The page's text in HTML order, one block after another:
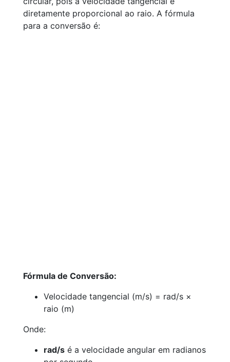
diretamente proporcional ao raio. A fórmula
para a conversão é:
Fórmula de Conversão:
Velocidade tangencial (m/s) = rad/s ×
raio (m)
Onde:
rad/s é a velocidade angular em radianos